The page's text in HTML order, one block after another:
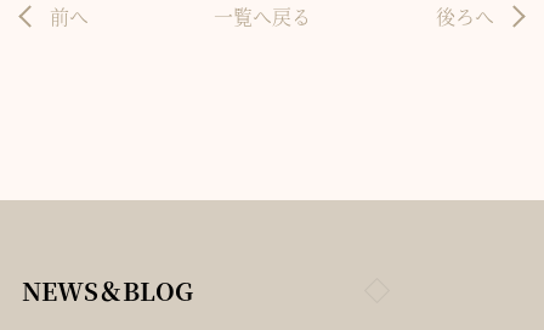
前へ 一覧へ戻る 後ろへ
NEWS＆BLOG